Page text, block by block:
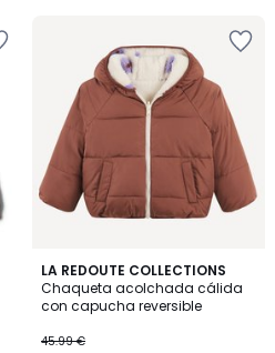
LA REDOUTE COLLECTIONS
Chaqueta acolchada cálida
con capucha reversible
45.99 €